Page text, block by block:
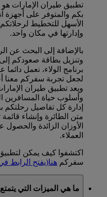
تطبيق طيران الإمارات
بكم والمتوفر على أجهزة
الأسهل للتخطيط
وإدارتها في مكان واحد.
بالإضافة إلى البحث عن
وتنزيل بطاقة صعودكم
برنامج الولاء، نعمل
لجعل تجربة سفركم
ويعد تطبيق طيران
وأسلوب حياة المسافرين
إدارة كل تفاصيل رحلتكم
متن الطائرة وإنشاء
الأوزان الزائدة
العملاء.
اكتشفوا كيف يمكن
سفركم هنا(يفتح الرابط
ما هي الميزات التي